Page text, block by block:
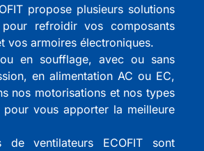
propose plusieurs solutions
refroidir vos composants
vos armoires électroniques.
en soufflage, avec ou sans
en alimentation AC ou EC,
nos motorisations et nos types
pour vous apporter la meilleure
de ventilateurs ECOFIT sont